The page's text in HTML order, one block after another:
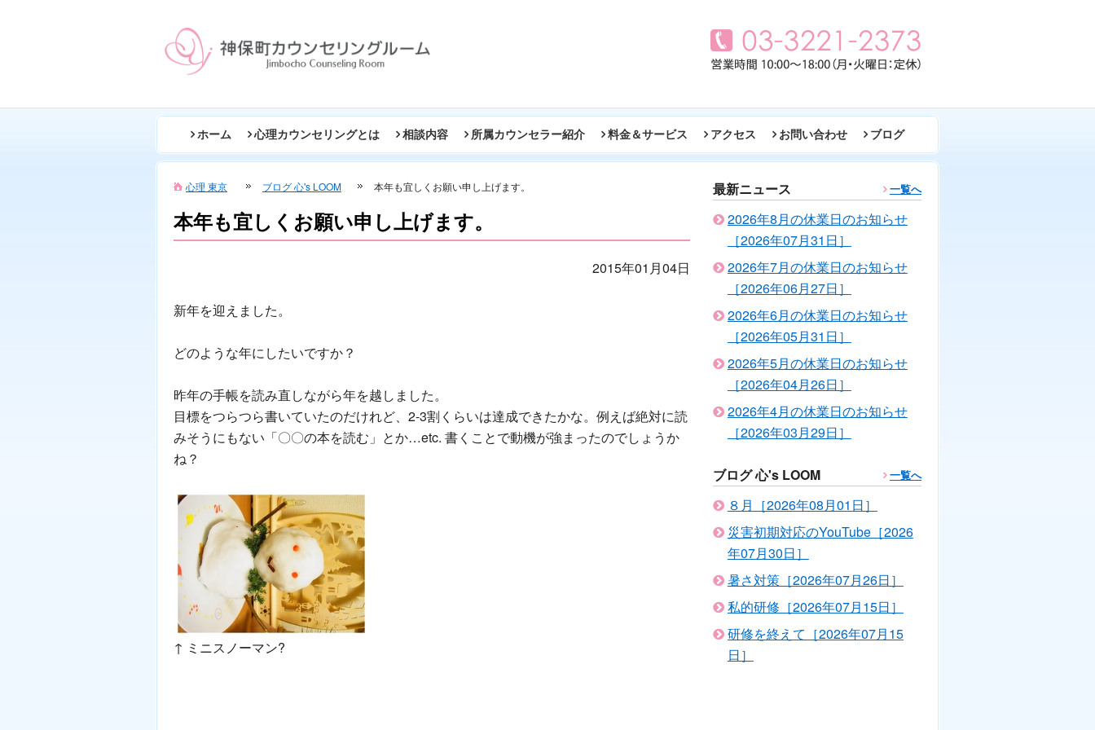
ホーム 心理カウンセリングとは 相談内容 所属カウンセラー紹介 料金＆サービス アクセス お問い合わせ ブログ
心理 東京 ブログ 心's LOOM 本年も宜しくお願い申し上げます。
本年も宜しくお願い申し上げます。
2015年01月04日
新年を迎えました。
どのような年にしたいですか？
昨年の手帳を読み直しながら年を越しました。
目標をつらつら書いていたのだけれど、2-3割くらいは達成できたかな。例えば絶対に読
みそうにもない「〇〇の本を読む」とか…etc. 書くことで動機が強まったのでしょうか
ね？
↑ ミニスノーマン?
最新ニュース 一覧へ
2026年8月の休業日のお知らせ
［2026年07月31日］
2026年7月の休業日のお知らせ
［2026年06月27日］
2026年6月の休業日のお知らせ
［2026年05月31日］
2026年5月の休業日のお知らせ
［2026年04月26日］
2026年4月の休業日のお知らせ
［2026年03月29日］
ブログ 心's LOOM 一覧へ
８月［2026年08月01日］
災害初期対応のYouTube［2026
年07月30日］
暑さ対策［2026年07月26日］
私的研修［2026年07月15日］
研修を終えて［2026年07月15
日］